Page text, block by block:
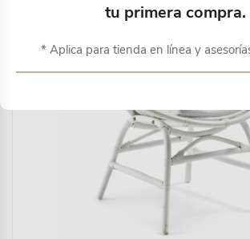
tu primera compra.
* Aplica para tienda en línea y